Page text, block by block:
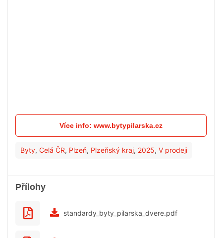
Více info: www.bytypilarska.cz
Byty, Celá ČR, Plzeň, Plzeňský kraj, 2025, V prodeji
Přílohy
standardy_byty_pilarska_dvere.pdf